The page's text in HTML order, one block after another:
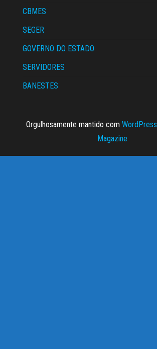
CBMES
SEGER
GOVERNO DO ESTADO
SERVIDORES
BANESTES
Orgulhosamente mantido com WordPress
Magazine